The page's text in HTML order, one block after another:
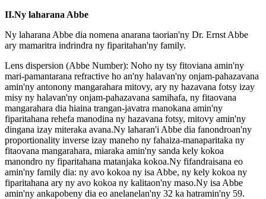
II.Ny laharana Abbe
Ny laharana Abbe dia nomena anarana taorian'ny Dr. Ernst Abbe
ary mamaritra indrindra ny fiparitahan'ny family.
Lens dispersion (Abbe Number): Noho ny tsy fitoviana amin'ny
mari-pamantarana refractive ho an'ny halavan'ny onjam-pahazavana
amin'ny antonony mangarahara mitovy, ary ny hazavana fotsy izay
misy ny halavan'ny onjam-pahazavana samihafa, ny fitaovana
mangarahara dia hiaina trangan-javatra manokana amin'ny
fiparitahana rehefa manodina ny hazavana fotsy, mitovy amin'ny
dingana izay miteraka avana.Ny laharan'i Abbe dia fanondroan'ny
proportionality inverse izay maneho ny fahaiza-manaparitaka ny
fitaovana mangarahara, miaraka amin'ny sanda kely kokoa
manondro ny fiparitahana matanjaka kokoa.Ny fifandraisana eo
amin'ny family dia: ny avo kokoa ny isa Abbe, ny kely kokoa ny
fiparitahana ary ny avo kokoa ny kalitaon'ny maso.Ny isa Abbe
amin'ny ankapobeny dia eo anelanelan'ny 32 ka hatramin'ny 59.